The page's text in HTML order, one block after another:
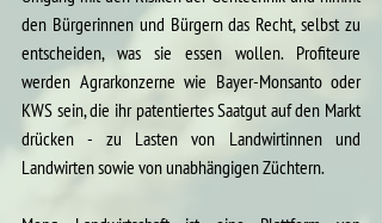
den Bürgerinnen und Bürgern das Recht, selbst zu
entscheiden, was sie essen wollen. Profiteure
werden Agrarkonzerne wie Bayer-Monsanto oder
KWS sein, die ihr patentiertes Saatgut auf den Markt
drücken - zu Lasten von Landwirtinnen und
Landwirten sowie von unabhängigen Züchtern.